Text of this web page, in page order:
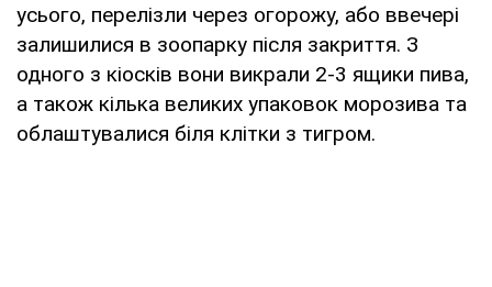
усього, перелізли через огорожу, або ввечері
залишилися в зоопарку після закриття. З
одного з кіосків вони викрали 2-3 ящики пива,
а також кілька великих упаковок морозива та
облаштувалися біля клітки з тигром.